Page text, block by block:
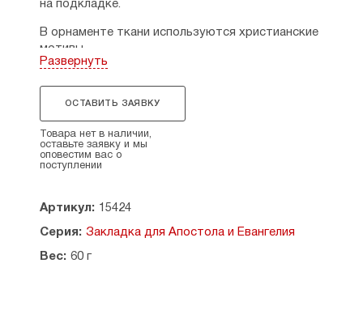
на подкладке.
В орнаменте ткани используются христианские
мотивы.
Размер: длина — 115 см., ширина — 10 см.
Развернуть
ОСТАВИТЬ ЗАЯВКУ
Товара нет в наличии,
оставьте заявку и мы
оповестим вас о
поступлении
Артикул: 15424
Серия: Закладка для Апостола и Евангелия
Вес: 60 г